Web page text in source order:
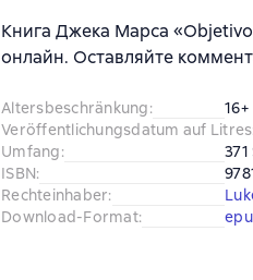
Книга Джека Марса
онлайн. Оставляйте
Altersbeschränkung:
16+
Veröffentlichungsdatum auf Litres
Umfang:
ISBN:
Rechteinhaber:
Download-Format: